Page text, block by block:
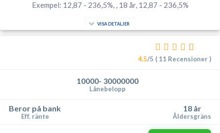
Exempel: 12,87 - 236,5%, , 18 år, 12,87 - 236,5%
VISA DETALJER
4.5/5 ( 11 Recensioner )
10000- 30000000
Lånebelopp
Beror på bank
Eff. ränte
18 år
Åldersgräns